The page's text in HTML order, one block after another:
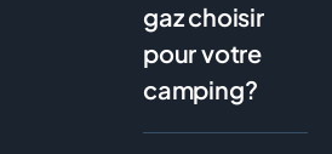
gaz choisir
pour votre
camping?